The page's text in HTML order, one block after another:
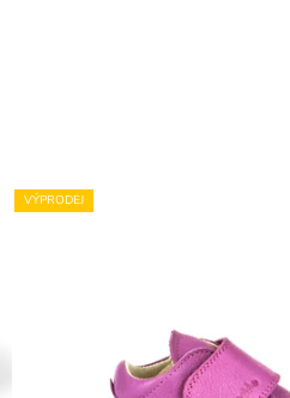
VÝPRODEJ